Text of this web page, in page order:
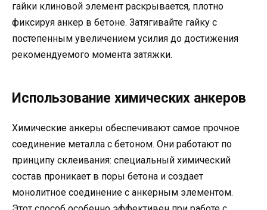
гайки клиновой элемент раскрывается, плотно
фиксируя анкер в бетоне. Затягивайте гайку с
постепенным увеличением усилия до достижения
рекомендуемого момента затяжки.
Использование химических анкеров
Химические анкеры обеспечивают самое прочное
соединение металла с бетоном. Они работают по
принципу склеивания: специальный химический
состав проникает в поры бетона и создает
монолитное соединение с анкерным элементом.